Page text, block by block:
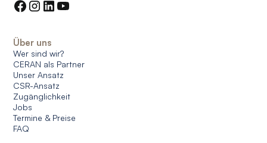
Über uns
Wer sind wir?
CERAN als Partner
Unser Ansatz
CSR-Ansatz
Zugänglichkeit
Jobs
Termine & Preise
FAQ